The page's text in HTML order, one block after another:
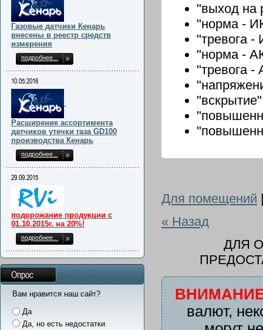
"выход на
"норма -
"тревога -
"норма -
"тревога -
Для помещений
« Назад
ДЛЯ
валют,
Газовые датчики Кенарь
внесены в реестр средств
измерения
подробнее...
10.05.2016
Расширение ассортимента
датчиков утечки газа GD100
производства Кенарь
подробнее...
29.09.2015
подорожание продукции с
01.10.2015г. на 20%!
подробнее...
Опрос
Вам нравится наш сайт?
Да
Да, но есть недостатки